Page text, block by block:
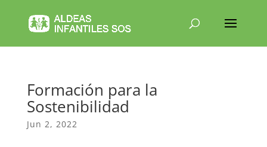
Formación para la
Sostenibilidad
Jun 2, 2022